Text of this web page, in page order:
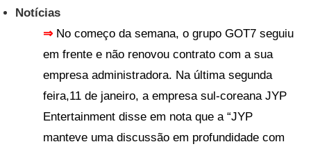
Notícias
⇒No começo da semana, o grupo GOT7 seguiu
em frente e não renovou contrato com a sua
empresa administradora. Na última segunda
feira,11 de janeiro, a empresa sul-coreana JYP
Entertainment disse em nota que a “JYP
manteve uma discussão em profundidade com